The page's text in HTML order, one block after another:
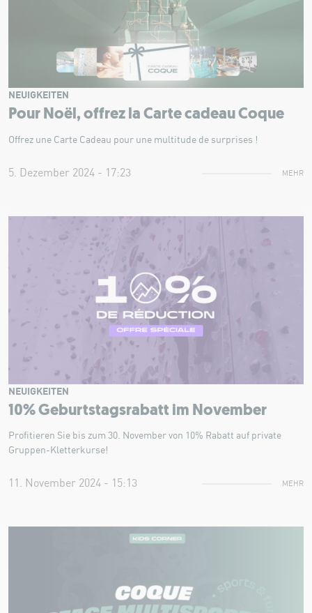
Pour Noël, offrez la Carte cadeau Coque
NEUIGKEITEN
Offrez une Carte Cadeau pour une multitude de surprises !
5. Dezember 2024 - 17:23 MEHR
10% Geburtstagsrabatt im November
NEUIGKEITEN
Profitieren Sie bis zum 30. November von 10% Rabatt auf private
Gruppen-Kletterkurse!
11. November 2024 - 15:13 MEHR